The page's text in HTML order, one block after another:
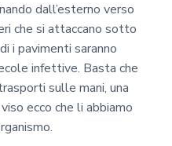
dall’esterno verso
che si attaccano sotto
i pavimenti saranno
infettive. Basta che
sulle mani, una
ecco che li abbiamo